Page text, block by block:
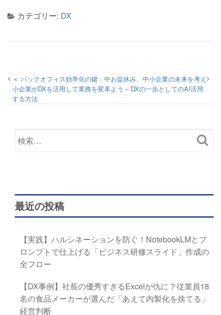
カテゴリー: DX
バックオフィス効率化の鍵：中
小企業がDXを活用して業務を変革
する方法
お盆休み、中小企業の未来を考え
よう – DXの一歩としてのAI活用
最近の投稿
【実践】ハルシネーションを防ぐ！NotebookLMとプ
ロンプトで仕上げる「ビジネス研修スライド」作成の
全フロー
【DX事例】社長の優秀すぎるExcelが仇に？従業員18
名の食品メーカーが選んだ「あえて内製化を捨てる」
経営判断